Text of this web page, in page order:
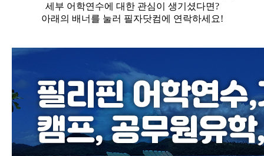
세부 어학연수에 대한 관심이 생기셨다면?
아래의 배너를 눌러 필자닷컴에 연락하세요!